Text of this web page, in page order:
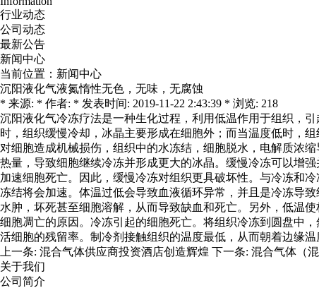
行业动态
公司动态
最新公告
新闻中心
当前位置： 新闻中心
沉阳液化气液氮惰性无色，无味，无腐蚀
* 来源: * 作者: * 发表时间: 2019-11-22 2:43:39 * 浏览: 218
沉阳液化气冷冻疗法是一种生化过程，利用低温作用于组织，
时，组织缓慢冷却，冰晶主要形成在细胞外；而当温度低时，
对细胞造成机械损伤，组织中的水冻结，细胞脱水，电解质浓
热量，导致细胞继续冷冻并形成更大的冰晶。缓慢冷冻可以增
加速细胞死亡。因此，缓慢冷冻对组织更具破坏性。与冷冻和
冻结将会加速。体温过低会导致血液循环异常，并且是冷冻导
水肿，坏死甚至细胞溶解，从而导致缺血和死亡。另外，低温
细胞凋亡的原因。冷冻引起的细胞死亡。将组织冷冻到圆盘中
活细胞的残留率。制冷剂接触组织的温度最低，从而朝着边缘温
上一条: 混合气体供应商投资酒店创造辉煌 下一条: 混合气体（混
关于我们
公司简介